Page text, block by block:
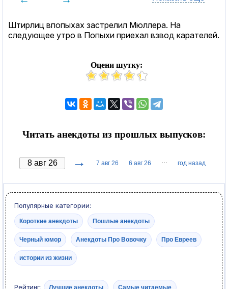
Штирлиц впопыхах застрелил Мюллера. На
следующее утро в Попыхи приехал взвод карателей.
Оцени шутку:
Читать анекдоты из прошлых выпусков:
→ 7 авг 26 6 авг 26 ··· год назад
Популярные категории:
Короткие анекдоты Пошлые анекдоты
Черный юмор Анекдоты Про Вовочку Про Евреев
истории из жизни
Рейтинг: Лучшие анекдоты Самые читаемые